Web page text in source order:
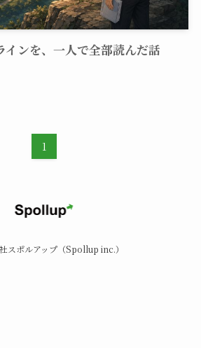
インを、一人で全部読んだ話
1
スポルアップ（Spollup inc.）